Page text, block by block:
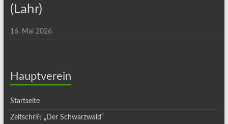
(Lahr)
16. Mai 2026
Hauptverein
Startseite
Zeitschrift „Der Schwarzwald“